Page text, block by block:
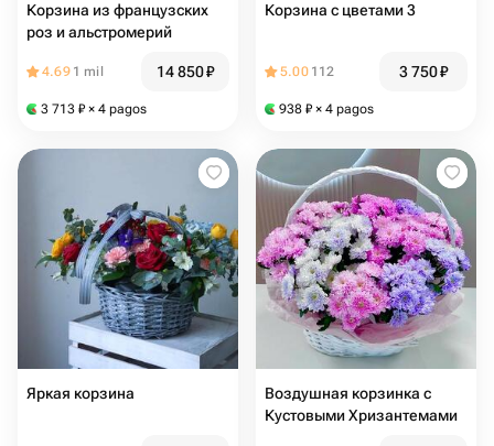
Корзина из французских
роз и альстромерий
4.69 1 mil 14 850₽
3 713 ₽ × 4 pagos
Корзина с цветами 3
5.00 112 3 750₽
938 ₽ × 4 pagos
Яркая корзина
Воздушная корзинка с
Кустовыми Хризантемами